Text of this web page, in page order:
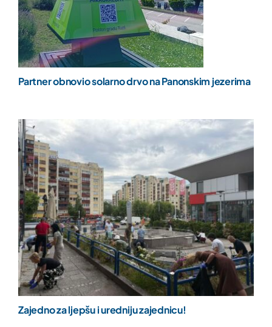
Partner obnovio solarno drvo na Panonskim jezerima
Zajedno za ljepšu i uredniju zajednicu!